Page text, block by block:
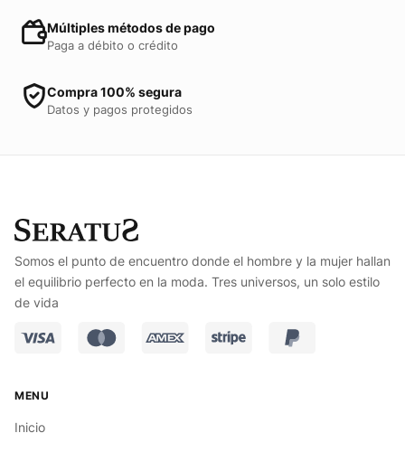
Múltiples métodos de pago
Paga a débito o crédito
Compra 100% segura
Datos y pagos protegidos
Somos el punto de encuentro donde el hombre y la mujer hallan
el equilibrio perfecto en la moda. Tres universos, un solo estilo
de vida
Inicio